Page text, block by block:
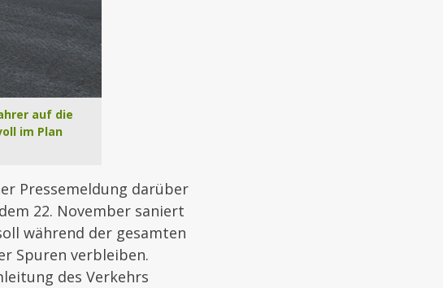
auf die
im Plan
Pressemeldung darüber
22. November saniert
während der gesamten
Spuren verbleiben.
des Verkehrs